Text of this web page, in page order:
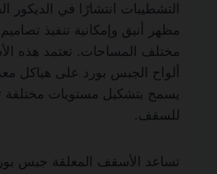
التشطيبات انتشارًا في الديكور
مظهر أنيق وإمكانية تنفيذ
مختلف المساحات. تعتمد هذه
ألواح الجبس بورد على هياكل
يسمح بتشكيل مستويات مختلفة
للسقف.
تساعد الأسقف المعلقة جبس